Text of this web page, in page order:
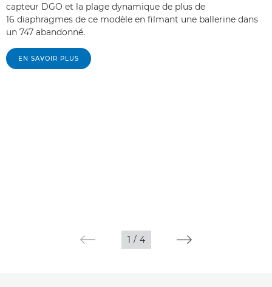
capteur DGO et la plage dynamique de plus de
16 diaphragmes de ce modèle en filmant une ballerine dans
un 747 abandonné.
EN SAVOIR PLUS
1 / 4